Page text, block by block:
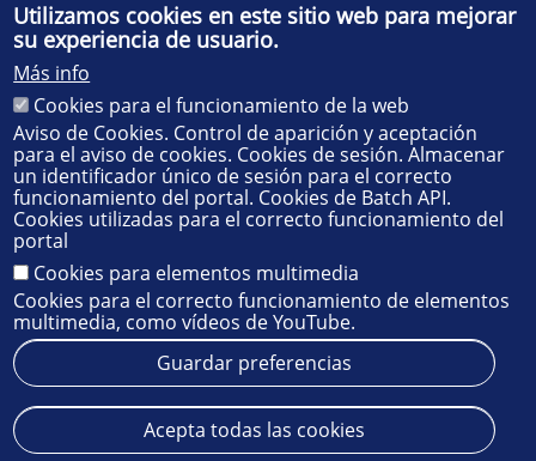
FACULTAD DE FÍSICA
Avda. de la Reina Mercedes, s/n. 41012 Sevilla. Tel.:
55 28 91. Administración:administradorfisica@us.es
Secretaría:jsecfisi@us.es- Decanato:ffisaog@us.es
Aviso legal Protección de datos
Cookies
© 2025SIC - Universidad de Sevilla
Utilizamos cookies en este sitio web para mejorar
su experiencia de usuario.
Más info
Cookies para el funcionamiento de la web
Aviso de Cookies. Control de aparición y aceptación
para el aviso de cookies. Cookies de sesión. Almacenar
un identificador único de sesión para el correcto
funcionamiento del portal. Cookies de Batch API.
Cookies utilizadas para el correcto funcionamiento del
portal
Cookies para elementos multimedia
Cookies para el correcto funcionamiento de elementos
multimedia, como vídeos de YouTube.
Guardar preferencias
Acepta todas las cookies